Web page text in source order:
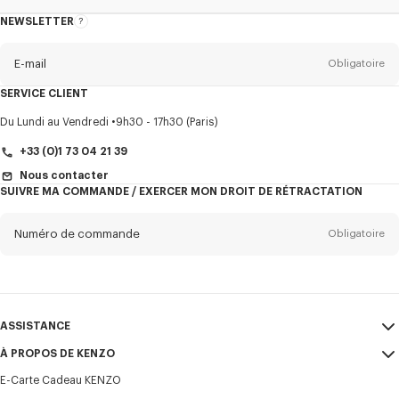
NEWSLETTER
A
E-mail Obligatoire
Titre Obligatoire
SERVICE CLIENT
Du Lundi au Vendredi 9h30 - 17h30 (Paris)
+33 (0)1 73 04 21 39
Nous contacter
SUIVRE MA COMMANDE / EXERCER MON DROIT DE RÉTRACTATION
Numéro de commande Obligatoire
ASSISTANCE
Mon compte
Guide des tailles
À PROPOS DE KENZO
CGV
E-Carte Cadeau KENZO